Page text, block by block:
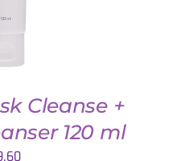
Cleanse +
120 ml